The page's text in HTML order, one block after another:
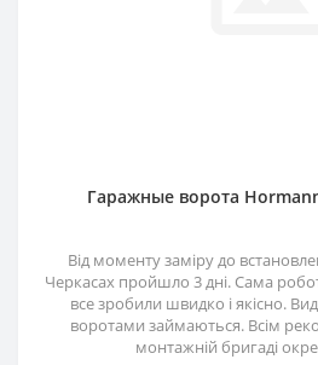
Гаражные ворота
Від моменту заміру до
Черкасах пройшло 3 дні. Сама
все зробили швидко і якісно.
воротами займаються. Всім
монтажній бригаді